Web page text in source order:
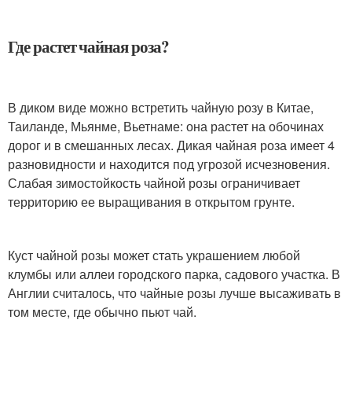
Где растет чайная роза?
В диком виде можно встретить чайную розу в Китае,
Таиланде, Мьянме, Вьетнаме: она растет на обочинах
дорог и в смешанных лесах. Дикая чайная роза имеет 4
разновидности и находится под угрозой исчезновения.
Слабая зимостойкость чайной розы ограничивает
территорию ее выращивания в открытом грунте.
Куст чайной розы может стать украшением любой
клумбы или аллеи городского парка, садового участка. В
Англии считалось, что чайные розы лучше высаживать в
том месте, где обычно пьют чай.